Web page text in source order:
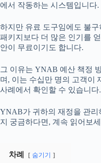
에서 작동하는 시스템입니다.
하지만 유료 도구임에도 불
패키지보다 더 많은 인기를
안이 무료이기도 합니다.
그 이유는 YNAB 예산 책정
며, 이는 수십만 명의 고객이
사례에서 확인할 수 있습니다.
YNAB가 귀하의 재정을 관리
지 궁금하다면, 계속 읽어보
차례 숨기기